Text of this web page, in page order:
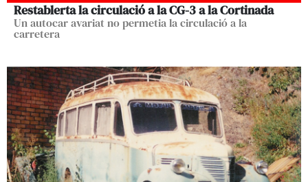
Restablerta la circulació a la CG-3 a la Cortinada
Un autocar avariat no permetia la circulació a la
carretera